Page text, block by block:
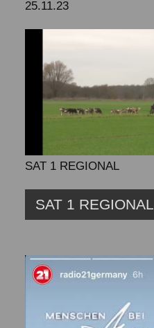
25.11.23
SAT 1 REGIONAL
SAT 1 REGIONAL